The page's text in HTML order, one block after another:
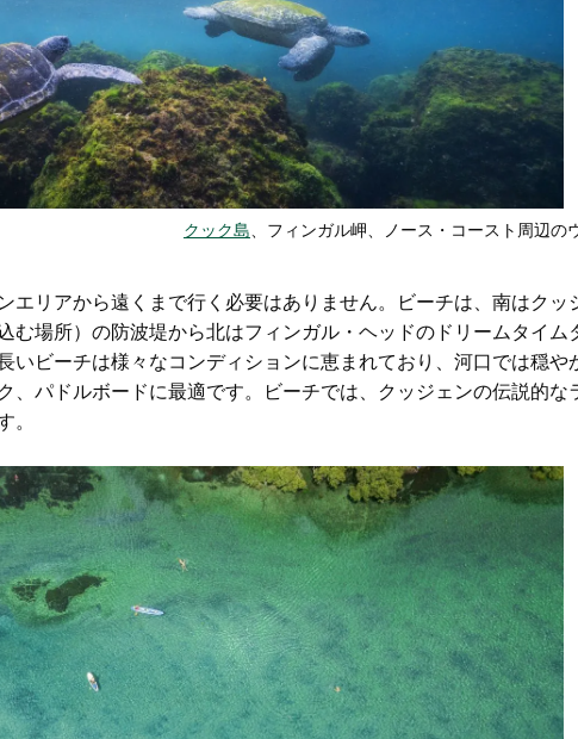
クック島、フィンガル岬、ノース・コースト周辺の
エリアから遠くまで行く必要はありません。ビーチは、南はクッ
む場所）の防波堤から北はフィンガル・ヘッドのドリームタイム
いビーチは様々なコンディションに恵まれており、河口では穏や
、パドルボードに最適です。ビーチでは、クッジェンの伝説的な
。